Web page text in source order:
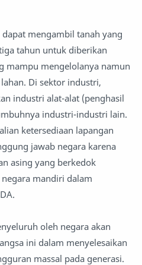
mengambil tanah yang
tahun untuk diberikan
mampu mengelolanya namun
Di sektor industri,
industri alat-alat (penghasil
industri-industri lain.
ketersediaan lapangan
jawab negara karena
asing yang berkedok
mandiri dalam
oleh negara akan
ini dalam menyelesaikan
massal pada generasi.